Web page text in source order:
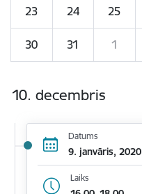
23 24 25
30 31 1
10. decembris
Datums
9. janvāris, 2020
Laiks